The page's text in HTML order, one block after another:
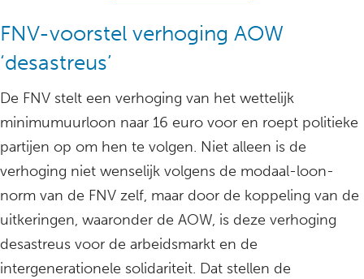
FNV-voorstel verhoging AOW
‘desastreus’
De FNV stelt een verhoging van het wettelijk
minimumuurloon naar 16 euro voor en roept politieke
partijen op om hen te volgen. Niet alleen is de
verhoging niet wenselijk volgens de modaal-loon-
norm van de FNV zelf, maar door de koppeling van de
uitkeringen, waaronder de AOW, is deze verhoging
desastreus voor de arbeidsmarkt en de
intergenerationele solidariteit. Dat stellen de